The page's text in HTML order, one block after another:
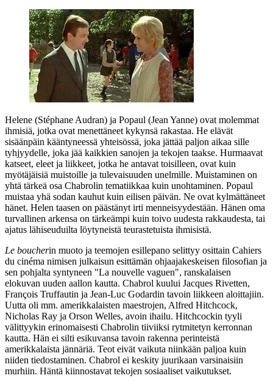
Helene (Stéphane Audran) ja Popaul (Jean Yanne) ovat molemmat
ihmisiä, jotka ovat menettäneet kykynsä rakastaa. He elävät
sisäänpäin kääntyneessä yhteisössä, joka jättää paljon aikaa sille
tyhjyydelle, joka jää kaikkien sanojen ja tekojen taakse. Hurmaavat
katseet, eleet ja liikkeet, jotka he antavat toisilleen, ovat kuin
myötäjäisiä muistoille ja tulevaisuuden unelmille. Muistaminen on
yhtä tärkeä osa Chabrolin tematiikkaa kuin unohtaminen. Popaul
muistaa yhä sodan kauhut kuin eilisen päivän. Ne ovat kylmättäneet
hänet. Helen taasen on päästänyt irti menneisyydestään. Hänen oma
turvallinen arkensa on tärkeämpi kuin toivo uudesta rakkaudesta, tai
ajatus lähiseuduilta löytyneistä teurastetuista ihmisistä.
Le boucherin muoto ja teemojen esillepano selittyy osittain Cahiers
du cinéma nimisen julkaisun esittämän ohjaajakeskeisen filosofian ja
sen pohjalta syntyneen "La nouvelle vaguen", ranskalaisen
elokuvan uuden aallon kautta. Chabrol kuului Jacques Rivetten,
François Truffautin ja Jean‑Luc Godardin tavoin liikkeen aloittajiin.
Uutta oli mm. amerikkalaisten maestrojen, Alfred Hitchcock,
Nicholas Ray ja Orson Welles, avoin ihailu. Hitchcockin tyyli
välittyykin erinomaisesti Chabrolin tiiviiksi rytmitetyn kerronnan
kautta. Hän ei silti esikuvansa tavoin rakenna perinteistä
amerikkalaista jännäriä. Teot eivät vaikuta niinkään paljoa kuin
niiden tiedostaminen. Chabrol ei keskity juurikaan varsinaisiin
murhiin. Häntä kiinnostavat tekojen sosiaaliset vaikutukset.